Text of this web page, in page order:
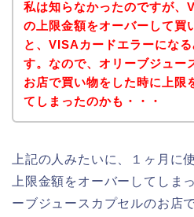
私は知らなかったのですが、
の上限金額をオーバーして買
と、VISAカードエラーにな
す。なので、オリーブジュー
お店で買い物をした時に上限
てしまったのかも・・・
上記の人みたいに、１ヶ月に
上限金額をオーバーしてしま
ーブジュースカプセルのお店